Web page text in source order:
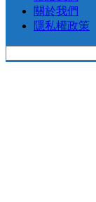
關於我們
隱私權政策